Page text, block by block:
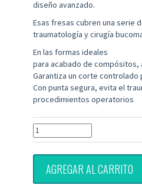
diseño avanzado.
Esas fresas cubren una serie
traumatología y cirugía
En las formas ideales
para acabado de compósitos,
Garantiza un corte controlado
Con punta segura, evita el
procedimientos operatorios
AGREGAR AL CARRITO